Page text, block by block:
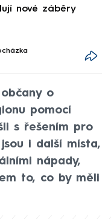
nové záběry
o
pomocí
s řešením pro
i další místa,
nápady,
to, co by měli